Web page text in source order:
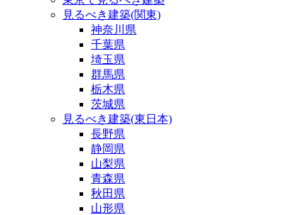
見るべき建築(関東)
神奈川県
千葉県
埼玉県
群馬県
栃木県
茨城県
見るべき建築(東日本)
長野県
静岡県
山梨県
青森県
秋田県
山形県